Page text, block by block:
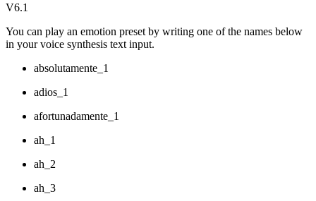
V6.1
You can play an emotion preset by writing one of the names below
in your voice synthesis text input.
absolutamente_1
adios_1
afortunadamente_1
ah_1
ah_2
ah_3